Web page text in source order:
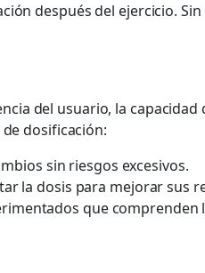
después del ejercicio.
del usuario, la
dosificación:
sin riesgos excesivos.
la dosis para mejorar sus
que comprenden